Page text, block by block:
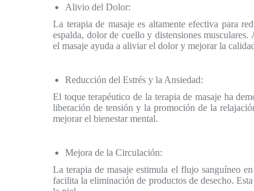
Alivio del Dolor:
La terapia de masaje es altamente efectiva para
espalda, dolor de cuello y distensiones
el masaje ayuda a aliviar el dolor y mejorar la
Reducción del Estrés y la Ansiedad:
El toque terapéutico de la terapia de masaje ha
liberación de tensión y la promoción de la
mejorar el bienestar mental.
Mejora de la Circulación:
La terapia de masaje estimula el flujo sanguíneo
facilita la eliminación de productos de desecho.